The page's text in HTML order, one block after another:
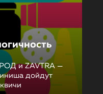
и ZAVTRA —
дойдут